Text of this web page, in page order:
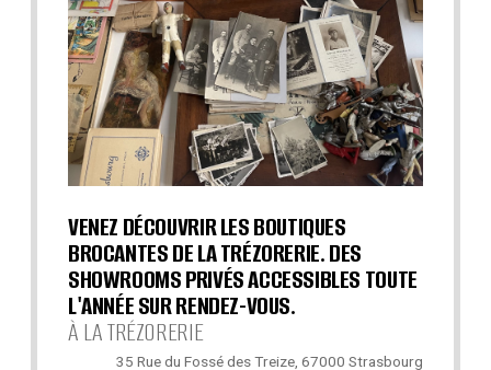
VENEZ DÉCOUVRIR LES BOUTIQUES
BROCANTES DE LA TRÉZORERIE. DES
SHOWROOMS PRIVÉS ACCESSIBLES TOUTE
L'ANNÉE SUR RENDEZ-VOUS.
À LA TRÉZORERIE
35 Rue du Fossé des Treize, 67000 Strasbourg